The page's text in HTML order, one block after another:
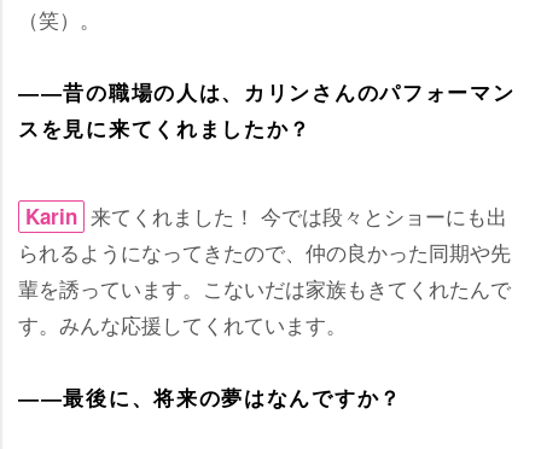
（笑）。
――昔の職場の人は、カリンさんのパフォーマン
スを見に来てくれましたか？
Karin 来てくれました！ 今では段々とショーにも出
られるようになってきたので、仲の良かった同期や先
輩を誘っています。こないだは家族もきてくれたんで
す。みんな応援してくれています。
――最後に、将来の夢はなんですか？